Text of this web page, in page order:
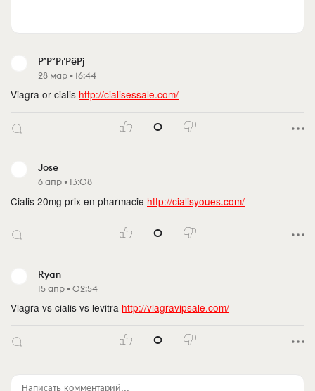
Р’Р°РґРёРј
28 мар • 16:44
Viagra or cialis http://cialisessale.com/
0
Jose
6 апр • 13:08
Cialis 20mg prix en pharmacie http://cialisyoues.com/
0
Ryan
15 апр • 02:54
Viagra vs cialis vs levitra http://viagravipsale.com/
0
Написать комментарий...